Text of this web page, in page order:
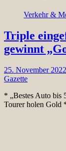
Verkehr &
Triple
gewinnt
25. November 2022
Gazette
* „Bestes Auto bis
Tourer holen